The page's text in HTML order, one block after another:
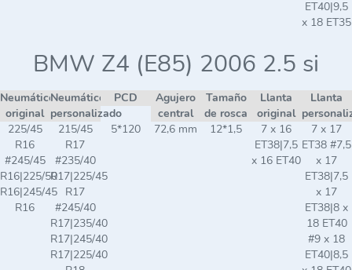
ET40|9,5
x 18 ET35
BMW Z4 (E85) 2006 2.5 si
Neumático
original
Neumático
personalizado
PCD
Agujero
central
Tamaño
de rosca
Llanta
original
Llanta
225/45
R16
#245/45
R16|225/50
R16|245/45
R16
215/45
R17
#235/40
R17|225/45
R17
#245/40
R17|235/40
R17|245/40
R17|225/40
5*120 72,6 mm 12*1,5
7 x 16
ET38|7,5
x 16 ET40
7 x 17
ET38 #7,5
x 17
ET38|7,5
x 17
ET38|8 x
18 ET40
#9 x 18
ET40|8,5